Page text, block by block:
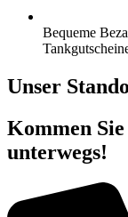
Bequeme
Unser
Kommen
unterwegs!